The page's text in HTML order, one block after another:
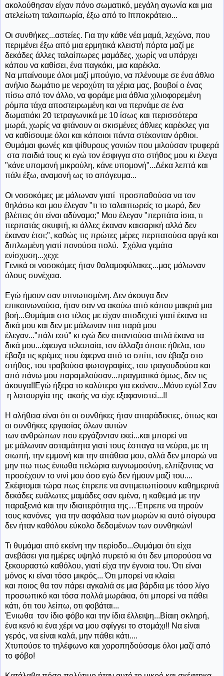
ακολούθησαν είχαν πόνο σωματικό, μεγάλη αγωνία και μια
ατελείωτη ταλαιπωρία, έξω από το Ιπποκράτειο...
Οι συνθήκες...αστείες. Για την κάθε νέα μαμά, λεχώνα, που
περιμένει έξω από μια ερμητικά κλειστή πόρτα μαζί με
δεκάδες άλλες ταλαίπωρες μαμάδες, χωρίς να υπάρχει
κάπου να καθίσει, ένα παγκάκι, μια καρέκλα.
Να μπαίνουμε όλοι μαζί μπούγιο, να πλένουμε σε ένα άθλιο
ανήλιο δωμάτιο με νεροχύτη τα χέρια μας, βουβοί ο ένας
πίσω από τον άλλο, να φοράμε μια άθλια χιλιοφορεμένη
ρόμπα τάχα αποστειρωμένη και να περνάμε σε ένα
δωματιάκι 20 τετραγωνικά με 10 ίσως και περισσότερα
μωρά, χωρίς να φτάνουν οι σκισμένες άθλιες καρέκλες για
να καθίσουμε όλοι και κάποιοι πάντα στέκονταν όρθιοι.
Θυμάμαι φωνές και ψίθυρους γονιών που μιλούσαν τρυφερά
στα παιδιά τους κι εγώ τον έσφιγγα στο στήθος μου κι έλεγα
"κάνε υπομονή μικρούλη, κάνε υπομονή"...Δέκα λεπτά και
πάλι έξω, αναμονή ως το απόγευμα...
Οι νοσοκόμες με μάλωναν γιατί προσπαθούσα να τον
θηλάσω και μου έλεγαν "τι το ταλαιπωρείς το μωρό, δεν
βλέπεις ότι είναι αδύναμο;" Μου έλεγαν "περπάτα ίσια, τι
περπατάς σκυφτή, κι άλλες έκαναν καισαρική αλλά δεν
έκαναν έτσι;", καθώς τις πρώτες μέρες περπατούσα αργά και
διπλωμένη γιατί πονούσα πολύ. Σχόλια γεμάτα
ενίσχυση...χεχε
Γενικά οι νοσοκόμες ήταν θαλαμοφύλακες...μας μάλωναν
όλους συνέχεια.
Εγώ ήμουν σαν υπνωτισμένη. Δεν άκουγα δεν
επικοινωνούσα, ήταν σαν να ακούω από κάπου μακριά μια
βοή...Θυμάμαι στο τέλος με είχαν αποδεχτεί γιατί έκανα τα
δικά μου και δεν με μάλωναν πια παρά μου
έλεγαν..."πάλι εσύ" κι εγώ δεν απαντούσα απλά έκανα τα
δικά μου...έφευγα τελευταία, τον άλλαζα όποτε ήθελα, του
έβαζα τις κρέμες που έφερνα από το σπίτι, τον έβαζα στο
στήθος, του τραβούσα φωτογραφίες, του τραγουδούσα και
από πάνω μου παραμιλούσαν...πραγματικά όμως, δεν τις
άκουγα!!Εγώ ήξερα το καλύτερο για εκείνον...Μόνο εγώ! Σαν
η λειτουργία της ακοής να είχε εξαφανιστεί...!!
Η αλήθεια είναι ότι οι συνθήκες ήταν απαράδεκτες, όπως και
οι συνθήκες εργασίας όλων αυτών
των ανθρώπων που εργάζονταν εκεί...και μπορεί να
με μάλωναν ασταμάτητα γιατί τους έσπαγα τα νεύρα, με τη
σιωπή, την εμμονή και την απάθεια μου, αλλά δεν μπορώ να
μην πω πως ένιωθα πελώρια ευγνωμοσύνη, ελπίζοντας να
προσέχουν το νινί μου όσο εγώ δεν ήμουν μαζί του....
Σκέφτομαι τώρα πως έπρεπε να αντιμετωπίσουν καθημερινά
δεκάδες ευάλωτες μαμάδες σαν εμένα, η καθεμιά με την
παραξενιά και την ιδιαιτερότητα της…Έπρεπε να τηρούν
τους κανόνες για την ασφάλεια των μωρών κι αυτό σίγουρα
δεν ήταν καθόλου εύκολο δεδομένων των συνθηκών!
Τι θυμάμαι από εκείνη την περίοδο...Θυμάμαι ότι είχα
ανεβάσει για ημέρες υψηλό πυρετό κι ότι δεν μπορούσα να
ξεκουραστώ καθόλου, γιατί είχα την έγνοια του. Ότι είναι
μόνος κι είναι τόσο μικρός... Ότι μπορεί να κλαίει
και ποιος θα τον πάρει αγκαλιά σε μια βάρδια με τόσο λίγο
προσωπικό και τόσα πολλά μωράκια, ότι μπορεί να πάθει
κάτι, ότι του λείπω, οτι φοβάται...
Ένιωθα τον ίδιο φόβο και την ίδια έλλειψη...Βίαιη σκληρή,
ένα κενό κι ένα χέρι να μου σφίγγει το στομάχι!! Να είναι
γερός, να είναι καλά, μην πάθει κάτι....
Χτυπούσε το τηλέφωνο και χοροπηδούσαμε όλοι μαζί από
το φόβο!